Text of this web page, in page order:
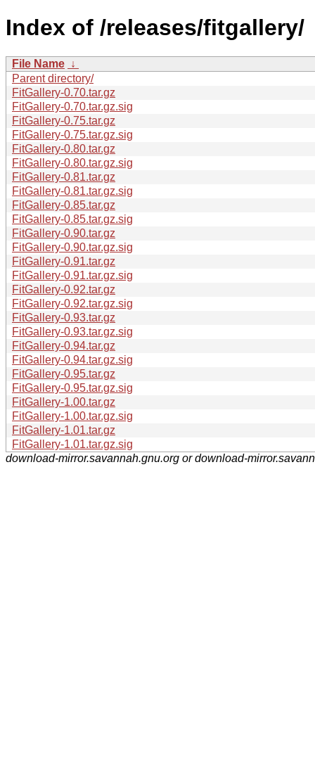
Index of /releases/fitgallery/
File Name ↓
Parent directory/
FitGallery-0.70.tar.gz
FitGallery-0.70.tar.gz.sig
FitGallery-0.75.tar.gz
FitGallery-0.75.tar.gz.sig
FitGallery-0.80.tar.gz
FitGallery-0.80.tar.gz.sig
FitGallery-0.81.tar.gz
FitGallery-0.81.tar.gz.sig
FitGallery-0.85.tar.gz
FitGallery-0.85.tar.gz.sig
FitGallery-0.90.tar.gz
FitGallery-0.90.tar.gz.sig
FitGallery-0.91.tar.gz
FitGallery-0.91.tar.gz.sig
FitGallery-0.92.tar.gz
FitGallery-0.92.tar.gz.sig
FitGallery-0.93.tar.gz
FitGallery-0.93.tar.gz.sig
FitGallery-0.94.tar.gz
FitGallery-0.94.tar.gz.sig
FitGallery-0.95.tar.gz
FitGallery-0.95.tar.gz.sig
FitGallery-1.00.tar.gz
FitGallery-1.00.tar.gz.sig
FitGallery-1.01.tar.gz
FitGallery-1.01.tar.gz.sig
download-mirror.savannah.gnu.org or download-